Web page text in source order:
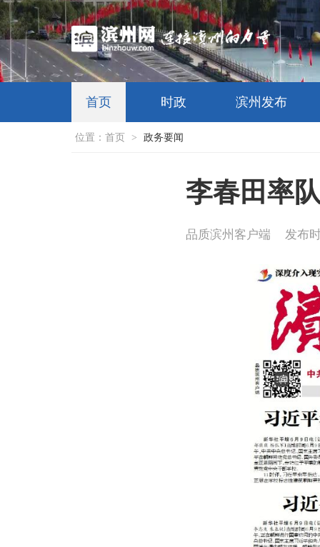
首页 时政 滨州发布
位置： 首页 > 政务要闻
李春田率
品质滨州客户端 发布